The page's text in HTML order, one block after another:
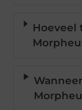
Hoeveel